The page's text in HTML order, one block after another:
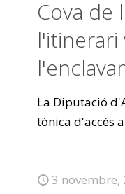
Cova de
l'itinerari
La Diputació
tònica d'accés
3 novembre,